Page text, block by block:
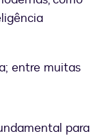
entre muitas
para